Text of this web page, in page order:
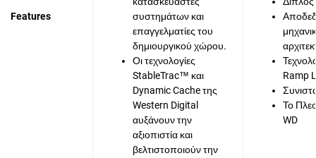
Features
συστημάτων και
επαγγελματίες του
δημιουργικού χώρου.
Οι τεχνολογίες
StableTrac™ και
Dynamic Cache της
Western Digital
αυξάνουν την
αξιοπιστία και
βελτιστοποιούν την
Ramp
Το
WD